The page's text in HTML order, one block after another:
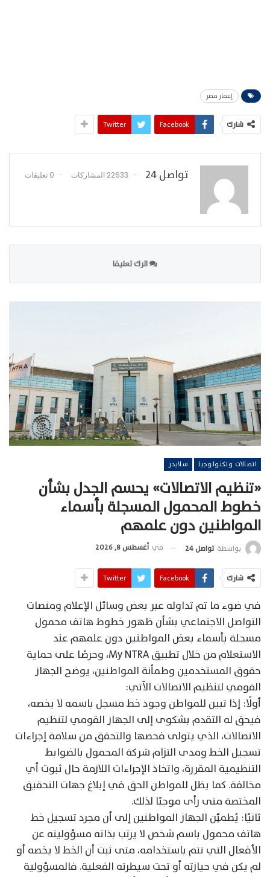
إعمار مصر
شارك Facebook
Twitter
تواصل 24 22633 المشاركات 0 تعليقات
اترك تعليقا
اتصالات وتكنولوجيا سلايدر
«تنظيم الاتصالات» يحسم الجدل بشأن
خطوط المحمول المسجلة بأسماء
المواطنين دون علمهم
بواسطة تواصل 24 في أغسطس 8, 2026
شارك Facebook
Twitter
في ضوء ما تم تداوله عبر بعض وسائل الإعلام ومنصات
التواصل الاجتماعي بشأن ظهور خطوط هاتف محمول
مسجلة بأسماء بعض المواطنين دون علمهم عند
الاستعلام من خلال تطبيق My NTRA، وحرصًا على حماية
حقوق المستخدمين وطمأنة المواطنين، يوضح الجهاز
القومي لتنظيم الاتصالات الآتي:
أولًا: إذا تبين للمواطن وجود خط مسجل باسمه لا يخصه،
فيحق له التقدم بشكوى إلى الجهاز القومي لتنظيم
الاتصالات، الذي يتولى فحصها والتحقق من سلامة إجراءات
تسجيل الخط ومدى التزام شركة المحمول بالضوابط
التنظيمية المقررة، واتخاذ الإجراءات اللازمة حال ثبوت أي
مخالفة. كما يظل للمواطن الحق في إبلاغ جهات التحقيق
المختصة متى رأى موجبًا لذلك.
ثانيًا: يُطمئِن الجهاز المواطنين إلى أن مجرد تسجيل خط
هاتف محمول باسم شخص لا يرتب بذاته مسؤوليته عن
الأفعال التي تتم باستخدامه، متى ثبت أن الخط لا يخصه أو
لم يكن في حيازته أو تحت سيطرته الفعلية. فالمسؤولية